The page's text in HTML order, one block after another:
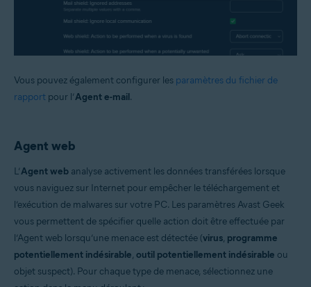
Vous pouvez également configurer les paramètres du fichier de
rapport pour l’Agent e-mail.
Agent web
L’Agent web analyse activement les données transférées lorsque
vous naviguez sur Internet pour empêcher le téléchargement et
l’exécution de malwares sur votre PC. Les paramètres Avast Geek
vous permettent de spécifier quelle action doit être effectuée par
l’Agent web lorsqu’une menace est détectée (virus, programme
potentiellement indésirable, outil potentiellement indésirable ou
objet suspect). Pour chaque type de menace, sélectionnez une